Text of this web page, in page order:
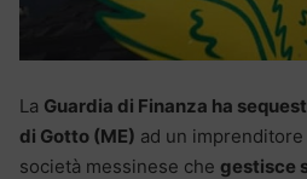
La Guardia di Finanza ha
di Gotto (ME) ad un imprenditore
società messinese che gestisce